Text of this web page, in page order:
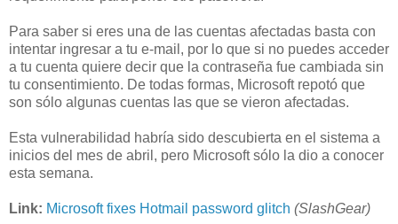
Para saber si eres una de las cuentas afectadas basta con
intentar ingresar a tu e-mail, por lo que si no puedes acceder
a tu cuenta quiere decir que la contraseña fue cambiada sin
tu consentimiento. De todas formas, Microsoft repotó que
son sólo algunas cuentas las que se vieron afectadas.
Esta vulnerabilidad habría sido descubierta en el sistema a
inicios del mes de abril, pero Microsoft sólo la dio a conocer
esta semana.
Link: Microsoft fixes Hotmail password glitch (SlashGear)